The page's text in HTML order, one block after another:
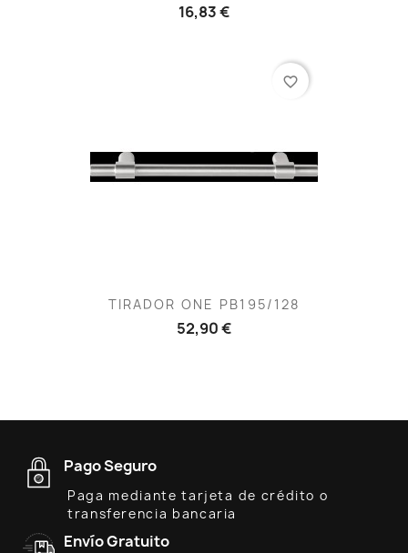
16,83 €
TIRADOR ONE PB195/128
52,90 €
favorite_border
Pago Seguro
Paga mediante tarjeta de crédito o
transferencia bancaria
Envío Gratuito